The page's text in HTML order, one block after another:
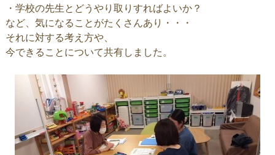
・学校の先生とどうやり取りすればよいか？
など、気になることがたくさんあり・・・
それに対する考え方や、
今できることについて共有しました。